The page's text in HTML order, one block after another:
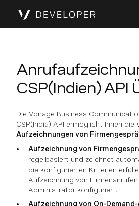
CSP(Indien) API
Die Vonage Business
CSP(India) API ermöglicht Ihnen die
Aufzeichnungen von
Aufzeichnung von
regelbasiert und zeichnet
die konfigurierten Kriterien
Aufzeichnung von
Administrator konfiguriert.
Aufzeichnung von On-